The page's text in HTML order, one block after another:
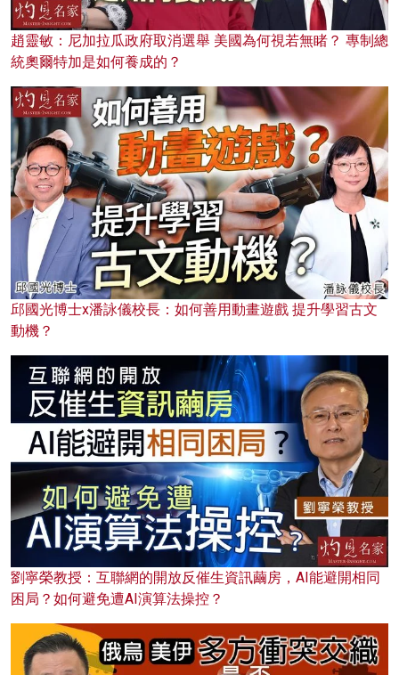
趙靈敏：尼加拉瓜政府取消選舉 美國為何視若無睹？ 專制總
統奧爾特加是如何養成的？
邱國光博士x潘詠儀校長：如何善用動畫遊戲 提升學習古文
動機？
劉寧榮教授：互聯網的開放反催生資訊繭房，AI能避開相同
困局？如何避免遭AI演算法操控？